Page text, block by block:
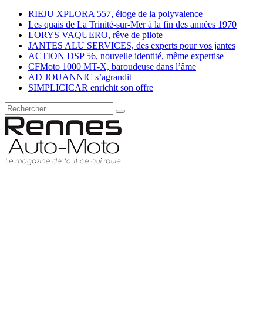
RIEJU XPLORA 557, éloge de la polyvalence
Les quais de La Trinité-sur-Mer à la fin des années 1970
LORYS VAQUERO, rêve de pilote
JANTES ALU SERVICES, des experts pour vos jantes
ACTION DSP 56, nouvelle identité, même expertise
CFMoto 1000 MT-X, baroudeuse dans l’âme
AD JOUANNIC s’agrandit
SIMPLICICAR enrichit son offre